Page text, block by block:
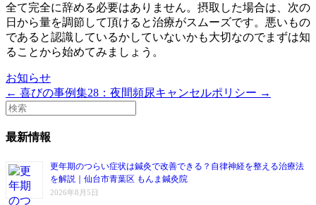
全て完全に辞める必要はありません。摂取した場合は、次の
日から量を調節して頂けると治療がスムーズです。悪いもの
であると認識しているかしていないかも大切なのでまずは知
ることから始めてみましょう。
お知らせ
← 喜びの事例集28：夜間頻尿キャンセルポリシー →
最新情報
更年期のつらい症状は鍼灸で改善できる？自律神経を整える治療法
を解説｜仙台市青葉区 もんま鍼灸院
2026年8月5日